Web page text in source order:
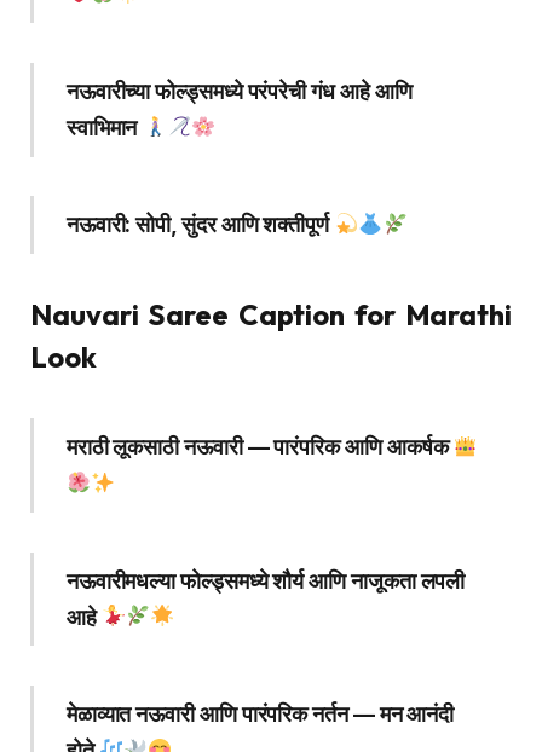
नऊवारीच्या फोल्ड्समध्ये परंपरेची गंध आहे आणि
स्वाभिमान
नऊवारी: सोपी, सुंदर आणि शक्तीपूर्ण
Nauvari Saree Caption for Marathi
Look
मराठी लूकसाठी नऊवारी — पारंपरिक आणि आकर्षक
नऊवारीमधल्या फोल्ड्समध्ये शौर्य आणि नाजूकता लपली
आहे
मेळाव्यात नऊवारी आणि पारंपरिक नर्तन — मन आनंदी